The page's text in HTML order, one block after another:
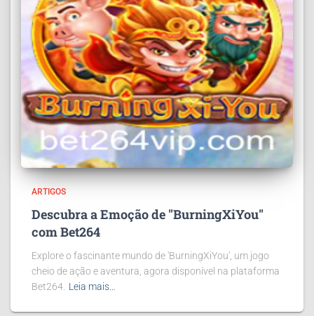
ARTIGOS
Descubra a Emoção de "BurningXiYou"
com Bet264
Explore o fascinante mundo de 'BurningXiYou', um jogo
cheio de ação e aventura, agora disponível na plataforma
Bet264. Leia mais…